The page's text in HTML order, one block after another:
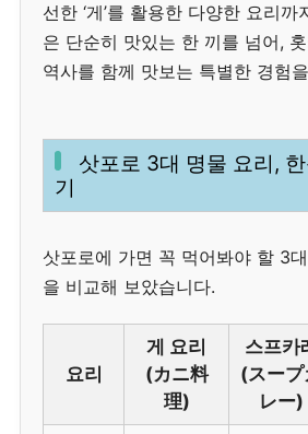
선한 ‘게’를 활용한 다양한 요리까
은 단순히 맛있는 한 끼를 넘어,
역사를 함께 맛보는 특별한 경험
삿포로 3대 명물 요리,
기
삿포로에 가면 꼭 먹어봐야 할 3
을 비교해 보았습니다.
요리
게 요리
(カニ料
理)
스프카
(スープ
レー)